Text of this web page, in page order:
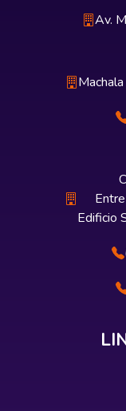
Av.
Edificio